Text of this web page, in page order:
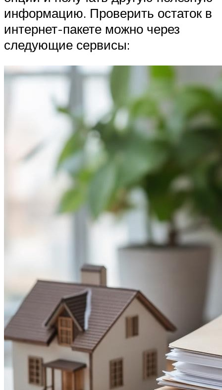
информацию. Проверить остаток в
интернет-пакете можно через
следующие сервисы: